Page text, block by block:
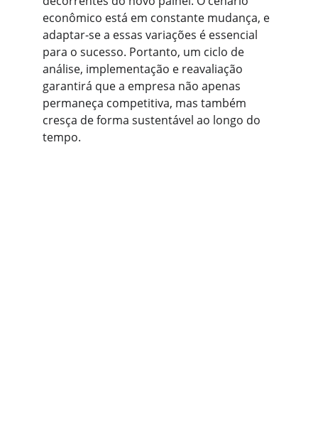
econômico está em constante mudança, e
adaptar-se a essas variações é essencial
para o sucesso. Portanto, um ciclo de
análise, implementação e reavaliação
garantirá que a empresa não apenas
permaneça competitiva, mas também
cresça de forma sustentável ao longo do
tempo.